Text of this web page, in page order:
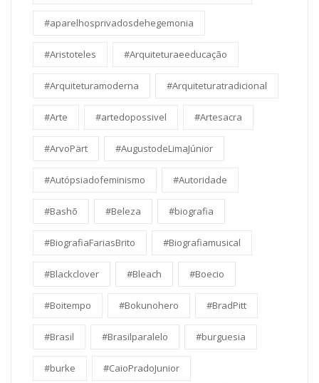
#aparelhosprivadosdehegemonia
#Aristoteles #Arquiteturaeeducação
#Arquiteturamoderna #Arquiteturatradicional
#Arte #artedopossivel #Artesacra
#ArvoPärt #AugustodeLimaJúnior
#Autópsiadofeminismo #Autoridade
#Bashō #Beleza #biografia
#BiografiaFariasBrito #Biografiamusical
#Blackclover #Bleach #Boecio
#Boitempo #Bokunohero #BradPitt
#Brasil #Brasilparalelo #burguesia
#burke #CaioPradoJunior